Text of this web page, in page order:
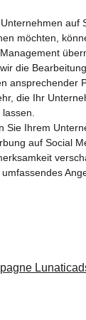
auf
möchten,
die
ansprechender
die Ihr
Sie Ihrem
auf Social